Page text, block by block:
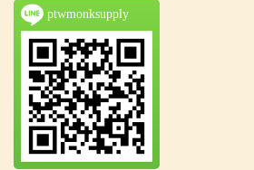
ptwmonksupply